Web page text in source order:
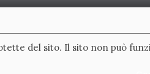
del sito. Il sito non può